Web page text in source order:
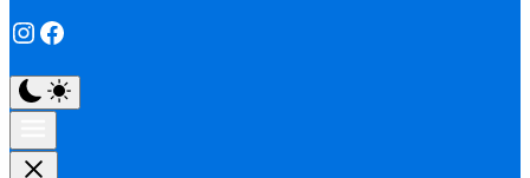
Instagram
Facebook